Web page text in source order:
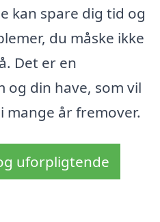
kan spare dig tid og
du måske ikke
Det er en
og din have, som vil
mange år fremover.
uforpligtende